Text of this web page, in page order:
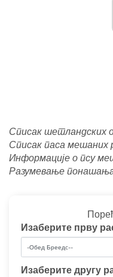
Списак шетландских
Списак паса мешаних
Информације о псу
Разумевање
Изаберите прву
Изаберите другу